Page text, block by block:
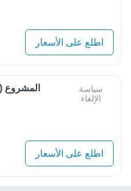
اطلع على الأسعار
سياسة
الإلغاء
اطلع على الأسعار